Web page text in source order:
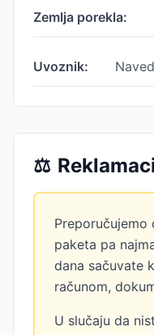
Zemlja porekla:
Uvoznik:
⚖️
Preporučujemo
paketa pa
dana sačuvate
računom,
U slučaju da